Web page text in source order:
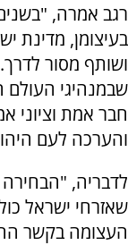
רגב אמרה,
בעיצומן, מדינת
ושותף מסור
שבמנהיגי העולם
חבר אמת וציוני
והערכה לעם
לדבריה,
שאזרחי ישראל
העצומה בקשר